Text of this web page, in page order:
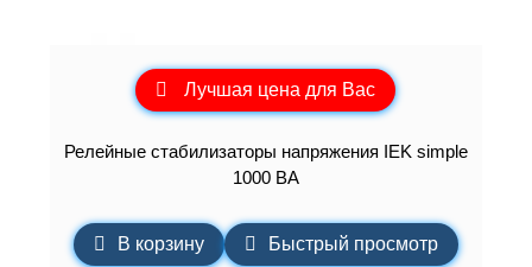
Лучшая цена для Вас
Релейные стабилизаторы напряжения IEK simple
1000 ВА
В корзину Быстрый просмотр